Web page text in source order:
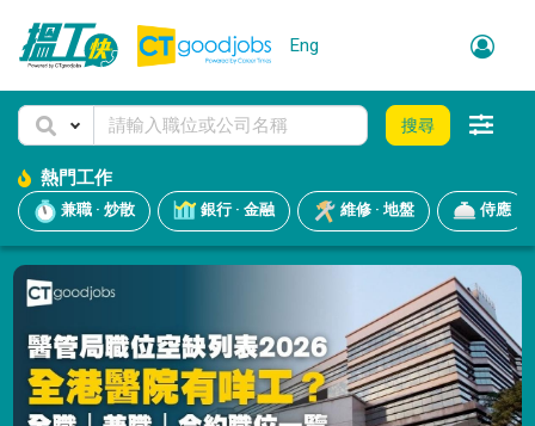
Eng
搜尋
熱門工作
兼職 · 炒散 銀行 · 金融 維修 · 地盤 侍應